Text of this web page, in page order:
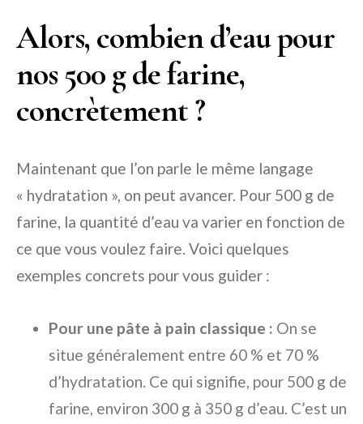
Alors, combien d’eau pour
nos 500 g de farine,
concrètement ?
Maintenant que l’on parle le même langage
« hydratation », on peut avancer. Pour 500 g de
farine, la quantité d’eau va varier en fonction de
ce que vous voulez faire. Voici quelques
exemples concrets pour vous guider :
Pour une pâte à pain classique : On se
situe généralement entre 60 % et 70 %
d’hydratation. Ce qui signifie, pour 500 g de
farine, environ 300 g à 350 g d’eau. C’est un